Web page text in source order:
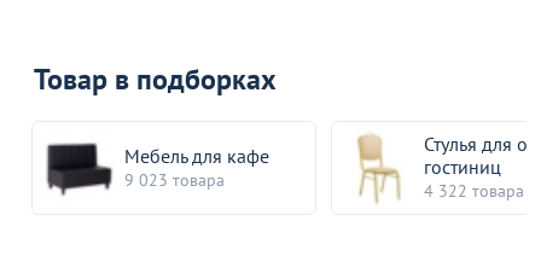
Товар в подборках
Мебель для кафе
9 023 товара
Стулья для
гостиниц
4 322 товара